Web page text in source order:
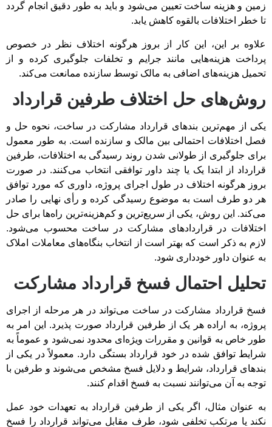
زمین و هزینه ساخت تعیین می‌شود و باید به طور دقیق انجام گردد
تا خطر اختلافات بالقوه کاهش یابد.
علاوه بر این، این کار از بروز هرگونه اختلاف نظر در خصوص
پرداخت هزینه‌هایی مانند جرایم و تخلفات جلوگیری کرده و از
تحمیل هزینه‌های اضافی به مالک توسط سازنده ممانعت می‌کند.
روش‌های حل اختلاف طرفین قرارداد
یکی از مهم‌ترین بندهای قرارداد مشارکت در ساخت، نحوه حل و
فصل اختلافات احتمالی بین مالک و سازنده است. به طور معمول
برای جلوگیری از طولانی شدن روند رسیدگی به اختلافات، طرفین
قرارداد از ابتدا یک یا چند داور توافقی انتخاب می‌کنند. در صورت
بروز هرگونه اختلاف در طول اجرای پروژه، داوری که مورد توافق
هر دو طرف است به موضوع رسیدگی کرده و رأی نهایی را صادر
می‌کند. این روش، یکی از سریع‌ترین و کم‌هزینه‌ترین راه‌ها برای حل
اختلافات در قراردادهای مشارکت در ساخت محسوب می‌شود.
لازم به ذکر است که بهتر است از انتخاب بنگاه‌های معاملات املاک
به عنوان داور خودداری شود.
تحلیل احتمال فسخ قرارداد مشارکت
فسخ قرارداد مشارکت در ساخت می‌تواند در هر مرحله از اجرای
پروژه، به اراده هر یک از طرفین قرارداد صورت پذیرد. این امر به
طور خاص به قوانین و مقررات ویژه‌ای محدود نمی‌شود و عموماً به
شرایط توافق شده در خود قرارداد بستگی دارد. معمولاً در یکی از
بندهای قرارداد، شرایط و دلایل فسخ مشخص می‌شوند و طرفین با
توجه به آن می‌توانند نسبت به فسخ اقدام کنند.
به عنوان مثال، اگر یکی از طرفین قرارداد به تعهدات خود عمل
نکند یا مرتکب تخلفی شود، طرف مقابل می‌تواند قرارداد را فسخ